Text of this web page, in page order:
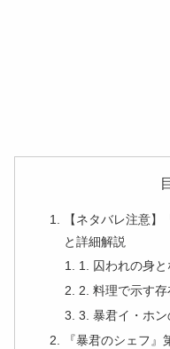
【ネタバレ注意
と詳細解説
1. 囚われの身
2. 料理で示す
3. 暴君イ・ホ
『暴君のシェフ